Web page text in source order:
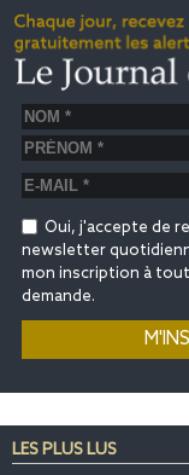
Oui, j'accepte de
newsletter
mon inscription à
demande.
LES PLUS LUS